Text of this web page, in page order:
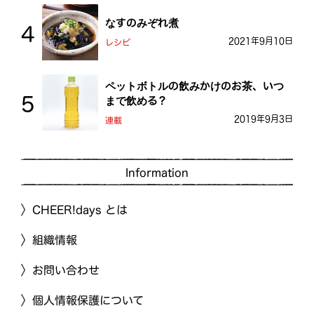
なすのみぞれ煮
レシピ 2021年9月10日
ペットボトルの飲みかけのお茶、いつ
まで飲める？
連載 2019年9月3日
Information
CHEER!days とは
組織情報
お問い合わせ
個人情報保護について